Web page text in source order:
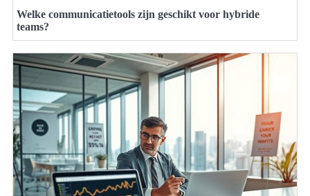
Welke communicatietools zijn geschikt voor hybride
teams?